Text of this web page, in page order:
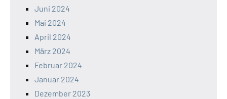
Juni 2024
Mai 2024
April 2024
März 2024
Februar 2024
Januar 2024
Dezember 2023